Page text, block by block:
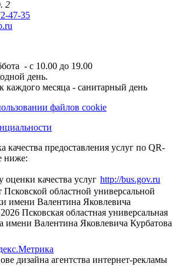
2
47-35
- с 10.00 до 19.00
день.
каждого месяца - санитарный день
файлов cookie
качества предоставления услуг по QR-
ниже:
http://bus.gov.ru
областной универсальной
имени Валентина Яковлевича
2026 Псковская областная универсальная
имени Валентина Яковлевича Курбатова
дизайна агентства интернет-рекламы